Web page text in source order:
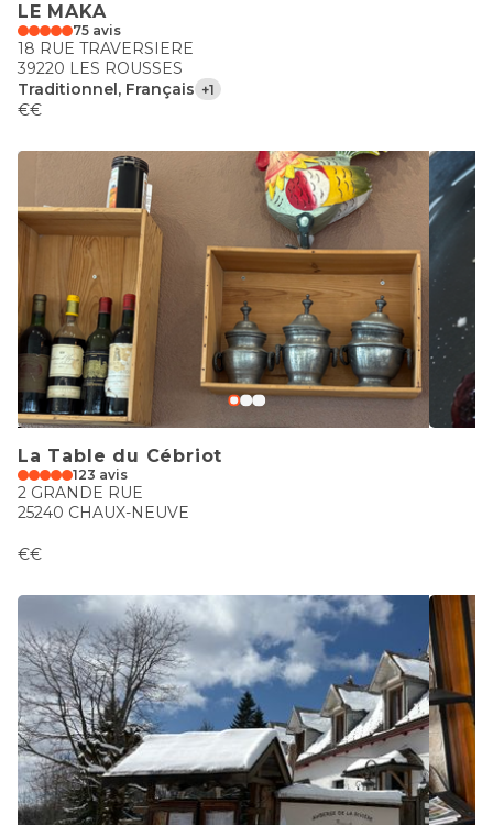
LE MAKA
75 avis
18 RUE TRAVERSIERE
39220 LES ROUSSES
Traditionnel, Français +1
€€
La Table du Cébriot
123 avis
2 GRANDE RUE
25240 CHAUX-NEUVE
€€